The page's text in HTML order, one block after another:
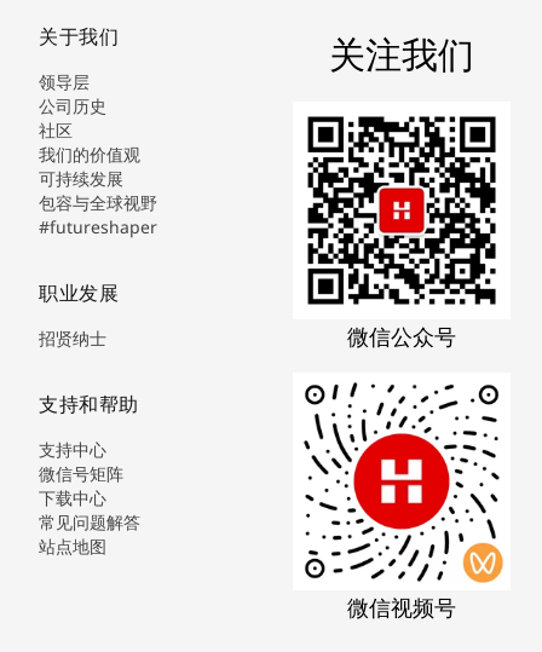
关于我们
领导层
公司历史
社区
我们的价值观
可持续发展
包容与全球视野
#futureshaper
职业发展
招贤纳士
支持和帮助
支持中心
微信号矩阵
下载中心
常见问题解答
站点地图
关注我们
微信公众号
微信视频号